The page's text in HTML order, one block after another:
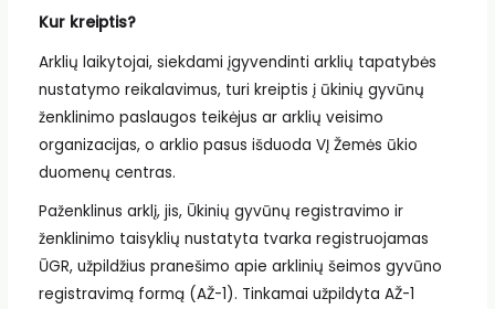
Kur kreiptis?
Arklių laikytojai, siekdami įgyvendinti arklių tapatybės
nustatymo reikalavimus, turi kreiptis į ūkinių gyvūnų
ženklinimo paslaugos teikėjus ar arklių veisimo
organizacijas, o arklio pasus išduoda VĮ Žemės ūkio
duomenų centras.
Paženklinus arklį, jis, Ūkinių gyvūnų registravimo ir
ženklinimo taisyklių nustatyta tvarka registruojamas
ŪGR, užpildžius pranešimo apie arklinių šeimos gyvūno
registravimą formą (AŽ-1). Tinkamai užpildyta AŽ-1